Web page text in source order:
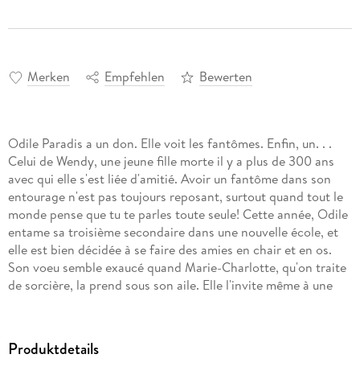
Merken Empfehlen Bewerten
Odile Paradis a un don. Elle voit les fantômes. Enfin, un. . .
Celui de Wendy, une jeune fille morte il y a plus de 300 ans
avec qui elle s'est liée d'amitié. Avoir un fantôme dans son
entourage n'est pas toujours reposant, surtout quand tout le
monde pense que tu te parles toute seule! Cette année, Odile
entame sa troisième secondaire dans une nouvelle école, et
elle est bien décidée à se faire des amies en chair et en os.
Son voeu semble exaucé quand Marie-Charlotte, qu'on traite
de sorcière, la prend sous son aile. Elle l'invite même à une
Bloody Lily, une ado morte à leur âge qui n'entend pas du
Produktdetails